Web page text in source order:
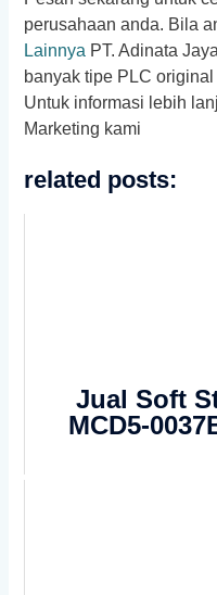
perusahaan anda. Bila
Lainnya PT. Adinata
banyak tipe PLC
Untuk informasi lebih
Marketing kami
related posts:
Jual Soft
MCD5-